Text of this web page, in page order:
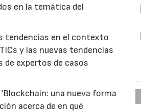
en la temática del
tendencias en el contexto
y las nuevas tendencias
expertos de casos
una nueva forma
acerca de en qué